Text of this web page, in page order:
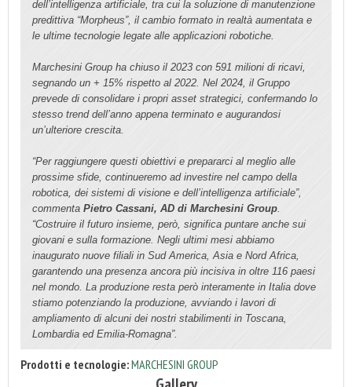
dell’intelligenza artificiale, tra cui la soluzione di manutenzione
predittiva “Morpheus”, il cambio formato in realtà aumentata e
le ultime tecnologie legate alle applicazioni robotiche.
Marchesini Group ha chiuso il 2023 con 591 milioni di ricavi,
segnando un + 15% rispetto al 2022. Nel 2024, il Gruppo
prevede di consolidare i propri asset strategici, confermando lo
stesso trend dell’anno appena terminato e augurandosi
un’ulteriore crescita.
“Per raggiungere questi obiettivi e prepararci al meglio alle
prossime sfide, continueremo ad investire nel campo della
robotica, dei sistemi di visione e dell’intelligenza artificiale”,
commenta Pietro Cassani, AD di Marchesini Group
“Costruire il futuro insieme, però, significa puntare anche sui
giovani e sulla formazione. Negli ultimi mesi abbiamo
inaugurato nuove filiali in Sud America, Asia e Nord Africa,
garantendo una presenza ancora più incisiva in oltre 116 paesi
nel mondo. La produzione resta però interamente in Italia dove
stiamo potenziando la produzione, avviando i lavori di
ampliamento di alcuni dei nostri stabilimenti in Toscana,
Lombardia ed Emilia-Romagna”.
Prodotti e tecnologie:MARCHESINI GROUP